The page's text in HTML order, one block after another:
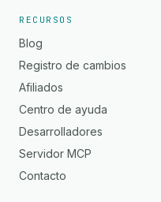
RECURSOS
Blog
Registro de cambios
Afiliados
Centro de ayuda
Desarrolladores
Servidor MCP
Contacto